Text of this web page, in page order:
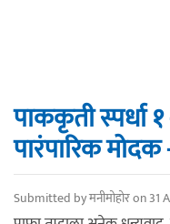
पाककृती स्पर्धा
पारंपारिक मोदक
Submitted byमनीमोहोरon 31